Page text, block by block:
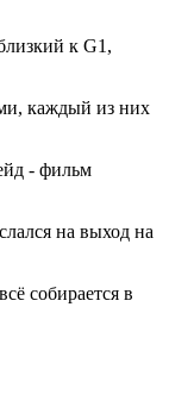
к G1,
каждый из них
- фильм
на выход на
собирается в